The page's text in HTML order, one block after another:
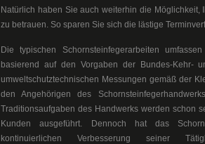
Natürlich haben Sie auch weiterhin die
zu betrauen. So sparen Sie sich die lästige
Die typischen Schornsteinfegerarbeiten
basierend auf den Vorgaben der Bundes-Kehr-
umweltschutztechnischen Messungen gemäß der
den Angehörigen des
Traditionsaufgaben des Handwerks werden schon
Kunden ausgeführt. Dennoch hat das
kontinuierlichen Verbesserung seiner